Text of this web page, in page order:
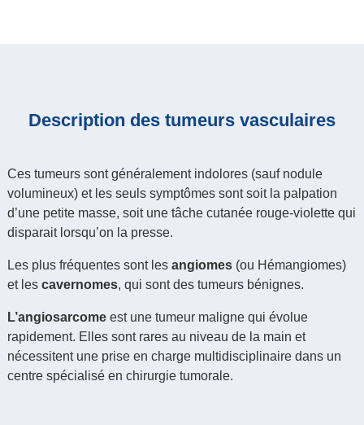
Description des tumeurs vasculaires
Ces tumeurs sont généralement indolores (sauf nodule
volumineux) et les seuls symptômes sont soit la palpation
d’une petite masse, soit une tâche cutanée rouge-violette qui
disparait lorsqu’on la presse.
Les plus fréquentes sont les angiomes(ou Hémangiomes)
et les cavernomes, qui sont des tumeurs bénignes.
L’angiosarcome est une tumeur maligne qui évolue
rapidement. Elles sont rares au niveau de la main et
nécessitent une prise en charge multidisciplinaire dans un
centre spécialisé en chirurgie tumorale.